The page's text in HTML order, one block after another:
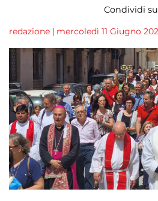
Condividi
redazione | mercoledì 11 Giugno